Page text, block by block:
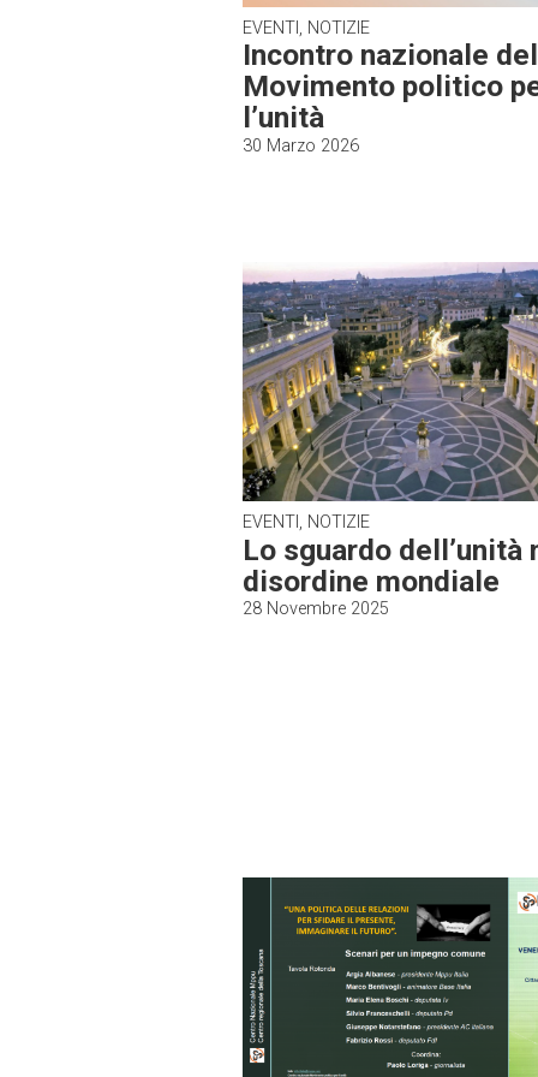
EVENTI, NOTIZIE
Incontro nazionale del
Movimento politico
l’unità
30 Marzo 2026
EVENTI, NOTIZIE
Lo sguardo dell’unità
disordine mondiale
28 Novembre 2025